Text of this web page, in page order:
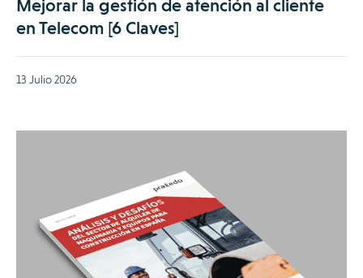
Mejorar la gestión de atención al cliente
en Telecom [6 Claves]
13 Julio 2026